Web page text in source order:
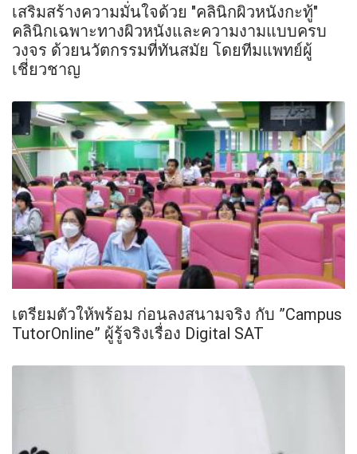
เสริมสร้างความมั่นใจด้วย "คลินิกผิวหนังกะทู้"
คลินิกเฉพาะทางผิวหนังและความงามแบบครบ
วงจร ด้วยนวัตกรรมที่ทันสมัย โดยทีมแพทย์ผู้
เชี่ยวชาญ
เตรียมตัวให้พร้อม ก่อนลงสนามจริง กับ ”Campus
TutorOnline” ผู้รู้จริงเรื่อง Digital SAT